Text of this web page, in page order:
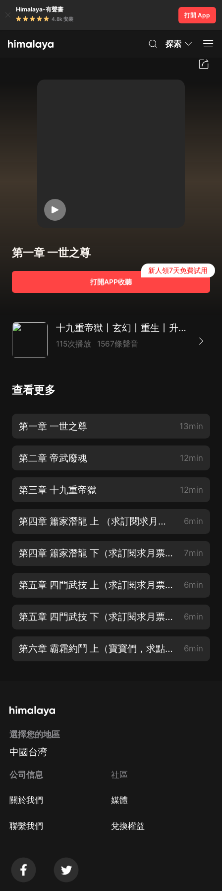
Himalaya-有聲書
4.8k 安裝
打開 App
探索
第一章 一世之尊
打開APP收聽
新人領7天免費試用
十九重帝獄丨玄幻丨重生丨升級 | 爽文丨AI多播
115次播放 1567條聲音
查看更多
第一章 一世之尊 13min
第二章 帝武廢魂 12min
第三章 十九重帝獄 12min
第四章 簫家潛龍 上 （求訂閱求月票求完播） 6min
第四章 簫家潛龍 下（求訂閱求月票求完播） 7min
第五章 四門武技 上（求訂閱求月票求完播） 6min
第五章 四門武技 下（求訂閱求月票求完播） 6min
第六章 霸霜約鬥 上（寶寶們，求點讚訂閱月票） 6min
選擇您的地區
中國台湾
公司信息
關於我們
聯繫我們
社區
媒體
兌換權益